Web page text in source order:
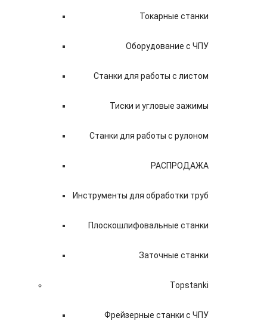
Токарные станки
Оборудование с ЧПУ
Станки для работы с листом
Тиски и угловые зажимы
Станки для работы с рулоном
РАСПРОДАЖА
Инструменты для обработки труб
Плоскошлифовальные станки
Заточные станки
Topstanki
Фрейзерные станки с ЧПУ